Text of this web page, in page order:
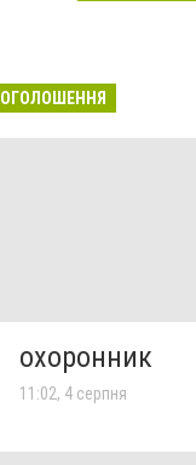
ОГОЛОШЕННЯ
охоронник
11:02, 4 серпня